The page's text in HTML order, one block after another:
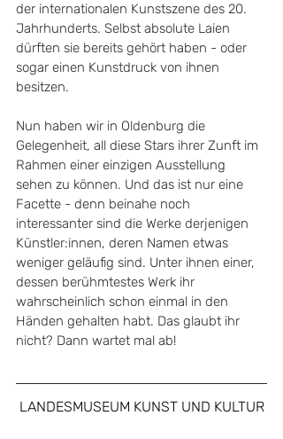
der internationalen Kunstszene des 20.
Jahrhunderts. Selbst absolute Laien
dürften sie bereits gehört haben - oder
sogar einen Kunstdruck von ihnen
besitzen.
Nun haben wir in Oldenburg die
Gelegenheit, all diese Stars ihrer Zunft im
Rahmen einer einzigen Ausstellung
sehen zu können. Und das ist nur eine
Facette - denn beinahe noch
interessanter sind die Werke derjenigen
Künstler:innen, deren Namen etwas
weniger geläufig sind. Unter ihnen einer,
dessen berühmtestes Werk ihr
wahrscheinlich schon einmal in den
Händen gehalten habt. Das glaubt ihr
nicht? Dann wartet mal ab!
LANDESMUSEUM KUNST UND KULTUR